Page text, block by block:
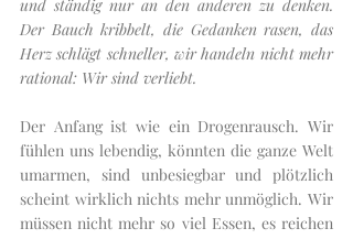
und ständig nur an den anderen zu denken.
Der Bauch kribbelt, die Gedanken rasen, das
Herz schlägt schneller, wir handeln nicht mehr
rational: Wir sind verliebt.
Der Anfang ist wie ein Drogenrausch. Wir
fühlen uns lebendig, könnten die ganze Welt
umarmen, sind unbesiegbar und plötzlich
scheint wirklich nichts mehr unmöglich. Wir
müssen nicht mehr so viel Essen, es reichen